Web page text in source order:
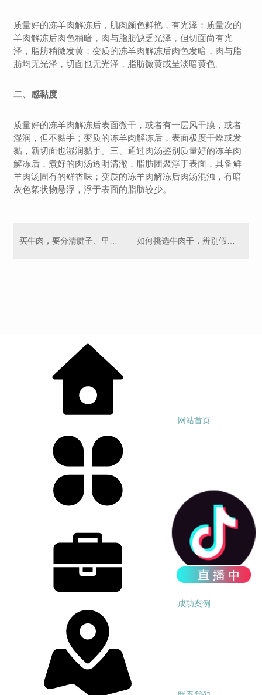
质量好的冻羊肉解冻后，肌肉颜色鲜艳，有光泽；质量次的
羊肉解冻后肉色稍暗，肉与脂肪缺乏光泽，但切面尚有光
泽，脂肪稍微发黄；变质的冻羊肉解冻后肉色发暗，肉与脂
肪均无光泽，切面也无光泽，脂肪微黄或呈淡暗黄色。
二、感黏度
质量好的冻羊肉解冻后表面微干，或者有一层风干膜，或者
湿润，但不黏手；变质的冻羊肉解冻后，表面极度干燥或发
黏，新切面也湿润黏手。三、通过肉汤鉴别质量好的冻羊肉
解冻后，煮好的肉汤透明清澈，脂肪团聚浮于表面，具备鲜
羊肉汤固有的鲜香味；变质的冻羊肉解冻后肉汤混浊，有暗
灰色絮状物悬浮，浮于表面的脂肪较少。
网站首页
产品中心
成功案例